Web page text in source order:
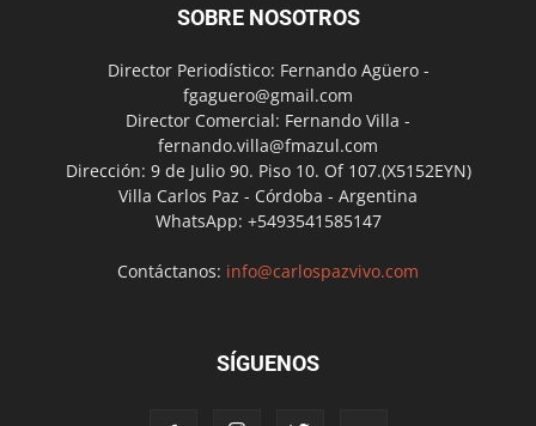
SOBRE NOSOTROS
Director Periodístico: Fernando Agüero -
fgaguero@gmail.com
Director Comercial: Fernando Villa -
fernando.villa@fmazul.com
Dirección: 9 de Julio 90. Piso 10. Of 107.(X5152EYN)
Villa Carlos Paz - Córdoba - Argentina
WhatsApp: +5493541585147
Contáctanos: info@carlospazvivo.com
SÍGUENOS